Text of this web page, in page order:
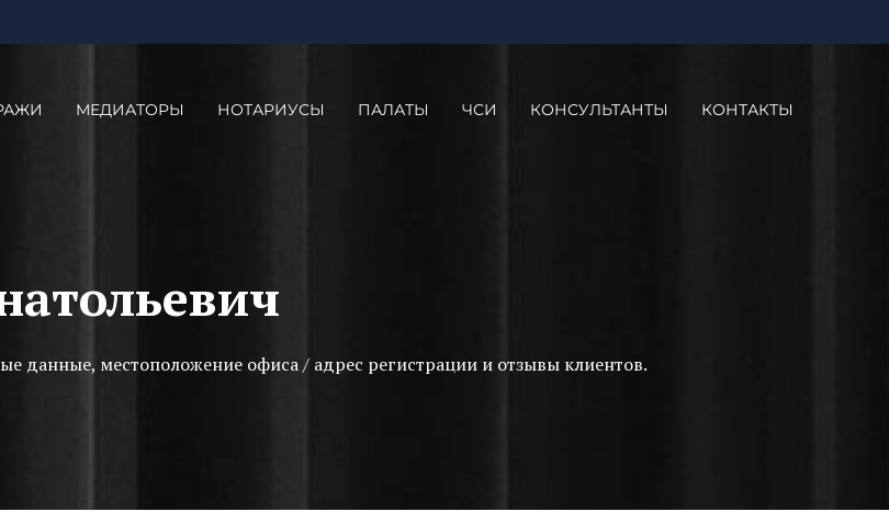
МЕДИАТОРЫ НОТАРИУСЫ ПАЛАТЫ ЧСИ КОНСУЛЬТАНТЫ КОНТАКТЫ
данные, местоположение офиса / адрес регистрации и отзывы клиентов.